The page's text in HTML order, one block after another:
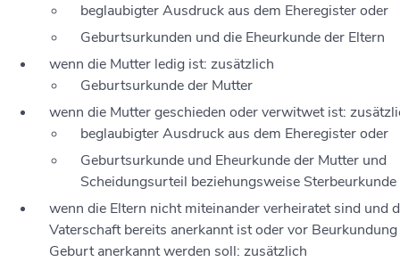
beglaubigter Ausdruck aus dem Eheregister oder
Geburtsurkunden und die Eheurkunde der Eltern
wenn die Mutter ledig ist: zusätzlich
Geburtsurkunde der Mutter
wenn die Mutter geschieden oder verwitwet ist:
beglaubigter Ausdruck aus dem Eheregister oder
Geburtsurkunde und Eheurkunde der Mutter und
Scheidungsurteil beziehungsweise Sterbeurkunde
wenn die Eltern nicht miteinander verheiratet sind und
Vaterschaft bereits anerkannt ist oder vor
Geburt anerkannt werden soll: zusätzlich